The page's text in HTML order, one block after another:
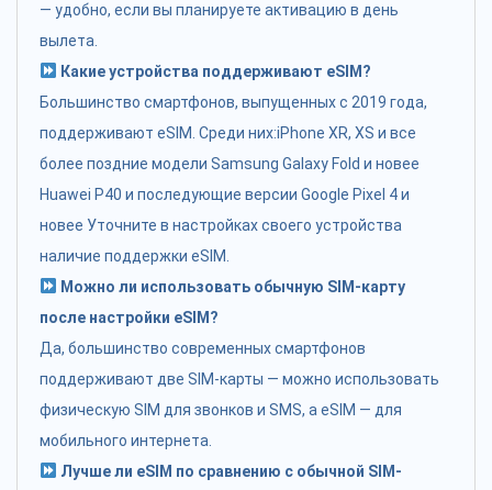
— удобно, если вы планируете активацию в день
вылета.
Какие устройства поддерживают eSIM?
Большинство смартфонов, выпущенных с 2019 года,
поддерживают eSIM. Среди них:iPhone XR, XS и все
более поздние модели Samsung Galaxy Fold и новее
Huawei P40 и последующие версии Google Pixel 4 и
новее Уточните в настройках своего устройства
наличие поддержки eSIM.
Можно ли использовать обычную SIM-карту
после настройки eSIM?
Да, большинство современных смартфонов
поддерживают две SIM-карты — можно использовать
физическую SIM для звонков и SMS, а eSIM — для
мобильного интернета.
Лучше ли eSIM по сравнению с обычной SIM-